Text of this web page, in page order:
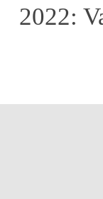
2022: